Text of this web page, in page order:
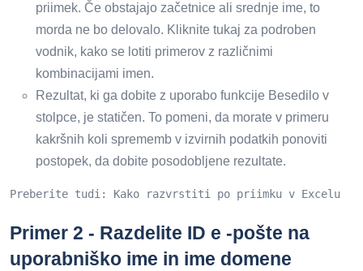
priimek. Če obstajajo začetnice ali srednje ime, to
morda ne bo delovalo. Kliknite tukaj za podroben
vodnik, kako se lotiti primerov z različnimi
kombinacijami imen.
Rezultat, ki ga dobite z uporabo funkcije Besedilo v
stolpce, je statičen. To pomeni, da morate v primeru
kakršnih koli sprememb v izvirnih podatkih ponoviti
postopek, da dobite posodobljene rezultate.
Preberite tudi: Kako razvrstiti po priimku v Excelu
Primer 2 - Razdelite ID e -pošte na
uporabniško ime in ime domene